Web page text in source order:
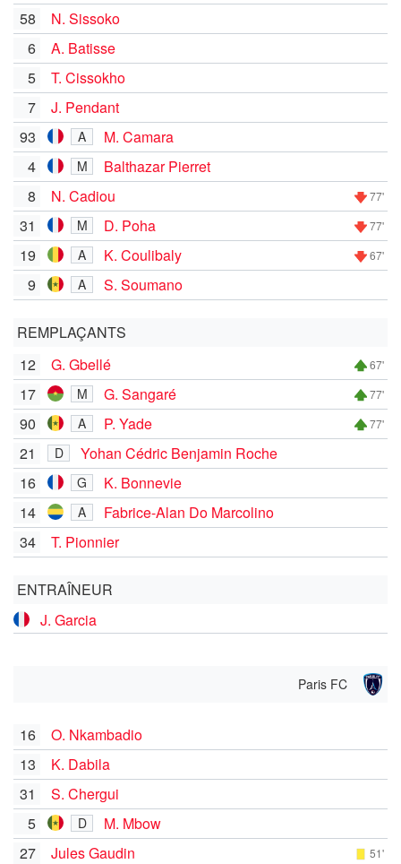
58
N. Sissoko
6
A. Batisse
5
T. Cissokho
7
J. Pendant
93
A
M. Camara
4
M
Balthazar Pierret
8
N. Cadiou 77'
31 M D. Poha 77'
19 A K. Coulibaly 67'
9 A S. Soumano
REMPLAÇANTS
12
G. Gbellé 67'
17 M G. Sangaré 77'
90 A P. Yade 77'
21 D
Yohan Cédric Benjamin Roche
16
G
K. Bonnevie
14
A
Fabrice-Alan Do Marcolino
34
T. Pionnier
ENTRAÎNEUR
J. Garcia
Paris FC
16
O. Nkambadio
13
K. Dabila
31
S. Chergui
5
D
M. Mbow
27
Jules Gaudin 51'